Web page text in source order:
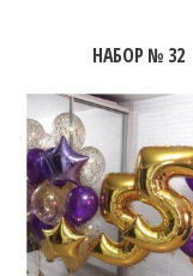
НАБОР № 32